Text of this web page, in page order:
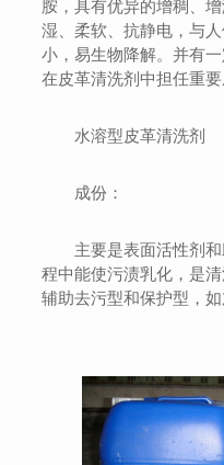
胺，具有优异的增稠、
湿、柔软、抗静电，与
小，易生物降解。并有
在皮革清洗剂中担任重要
水溶型皮革清洗剂
成份：
主要是表面活性剂
程中能使污渍乳化，是
辅助去污型和保护型，